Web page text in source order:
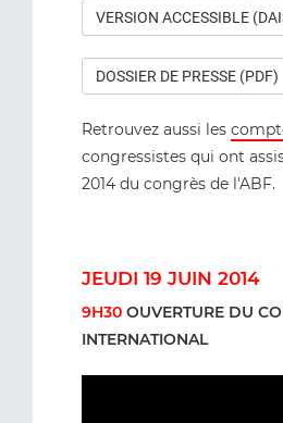
VERSION ACCESSIBLE
DOSSIER DE PRESSE (PDF)
Retrouvez aussi les
congressistes qui ont
2014 du congrès de l'ABF.
JEUDI 19 JUIN 2014
9H30 OUVERTURE DU
INTERNATIONAL